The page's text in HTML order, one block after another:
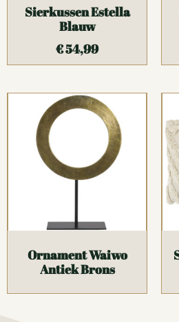
Sierkussen Estella
Blauw
€54,99
Ornament Waiwo
Antiek Brons